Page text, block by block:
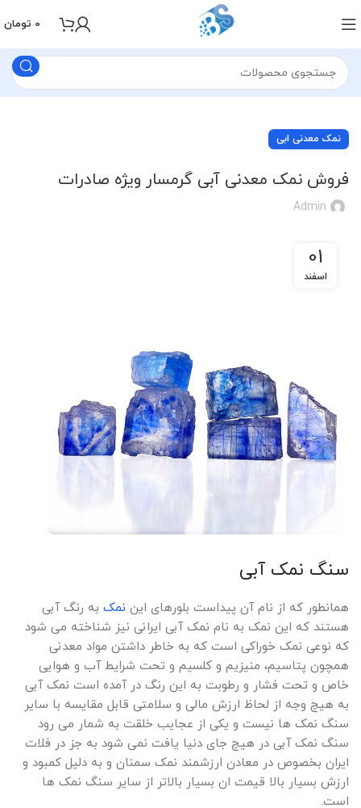
0 تومان
نمک معدنی ابی
فروش نمک معدنی آبی گرمسار ویژه صادرات
Admin
01
اسفند
سنگ نمک آبی
همانطور که از نام آن پیداست بلورهای این نمک به رنگ آبی
هستند که این نمک به نام نمک آبی ایرانی نیز شناخته می شود
که نوعی نمک خوراکی است که به خاطر داشتن مواد معدنی
همچون پتاسیم، منیزیم و کلسیم و تحت شرایط آب و هوایی
خاص و تحت فشار و رطوبت به این رنگ در آمده است نمک آبی
به هیچ وجه از لحاظ ارزش مالی و سلامتی قابل مقایسه با سایر
سنگ نمک ها نیست و یکی از عجایب خلقت به شمار می رود
سنگ نمک آبی در هیچ جای دنیا یافت نمی شود به جز در فلات
ایران بخصوص در معادن ارزشمند نمک سمنان و به دلیل کمبود و
ارزش بسیار بالا قیمت ان بسیار بالاتر از سایر سنگ نمک ها
است.